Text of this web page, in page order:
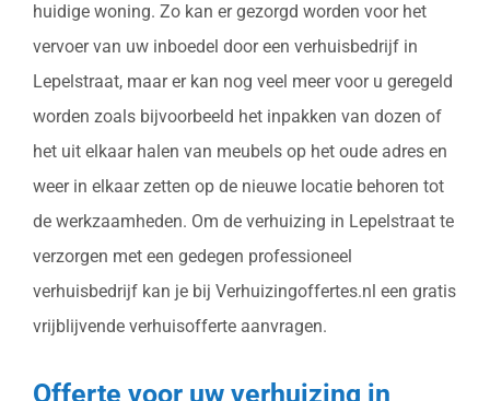
huidige woning. Zo kan er gezorgd worden voor het
vervoer van uw inboedel door een verhuisbedrijf in
Lepelstraat, maar er kan nog veel meer voor u geregeld
worden zoals bijvoorbeeld het inpakken van dozen of
het uit elkaar halen van meubels op het oude adres en
weer in elkaar zetten op de nieuwe locatie behoren tot
de werkzaamheden. Om de verhuizing in Lepelstraat te
verzorgen met een gedegen professioneel
verhuisbedrijf kan je bij Verhuizingoffertes.nl een gratis
vrijblijvende verhuisofferte aanvragen.
Offerte voor uw verhuizing in